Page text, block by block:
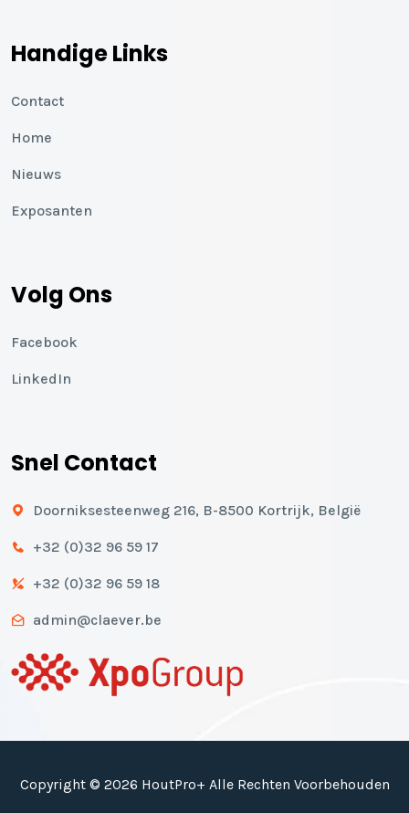
Handige Links
Contact
Home
Nieuws
Exposanten
Volg Ons
Facebook
LinkedIn
Snel Contact
Doorniksesteenweg 216, B-8500 Kortrijk, België
+32 (0)32 96 59 17
+32 (0)32 96 59 18
admin@claever.be
Copyright © 2026 HoutPro+ Alle Rechten Voorbehouden